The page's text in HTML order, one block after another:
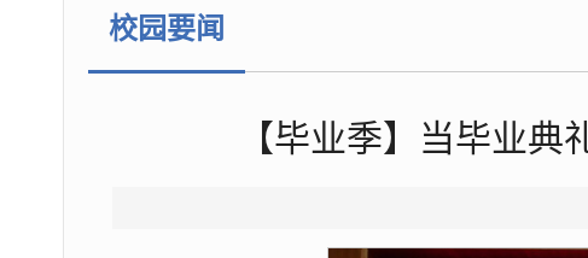
校园要闻
【毕业季】当毕业典